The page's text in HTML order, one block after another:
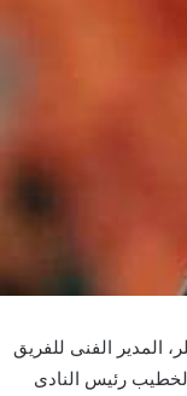
المدير الفنى للفريق
رئيس النادى